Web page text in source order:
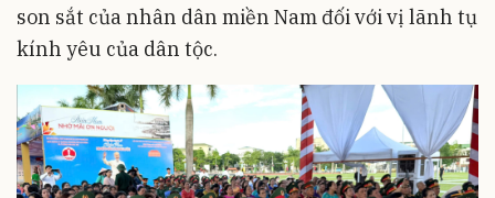
son sắt của nhân dân miền Nam đối với vị lãnh tụ
kính yêu của dân tộc.